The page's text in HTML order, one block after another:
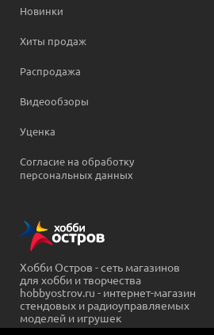
Новинки
Хиты продаж
Распродажа
Видеообзоры
Уценка
Согласие на обработку
персональных данных
Хобби Остров - сеть магазинов
для хобби и творчества
hobbyostrov.ru - интернет-магазин
стендовых и радиоуправляемых
моделей и игрушек